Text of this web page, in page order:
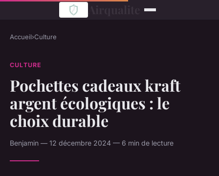
Accueil›Culture
CULTURE
Pochettes cadeaux kraft
argent écologiques : le
choix durable
Benjamin — 12 décembre 2024 — 6 min de lecture